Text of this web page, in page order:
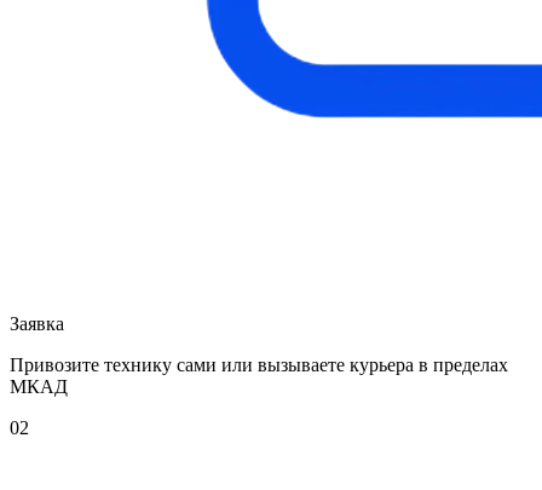
Заявка
Привозите технику сами или вызываете курьера в пределах
МКАД
02